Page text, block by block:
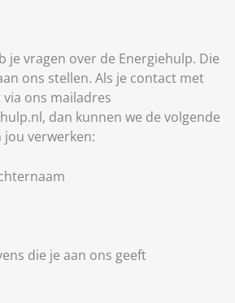
je vragen over de Energiehulp. Die
ons stellen. Als je contact met
ons mailadres
dan kunnen we de volgende
jou verwerken:
die je aan ons geeft